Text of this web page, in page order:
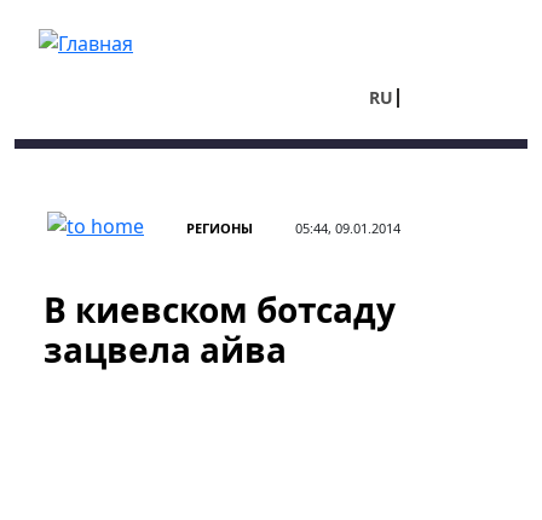
RU
РЕГИОНЫ 05:44, 09.01.2014
В киевском ботсаду
зацвела айва